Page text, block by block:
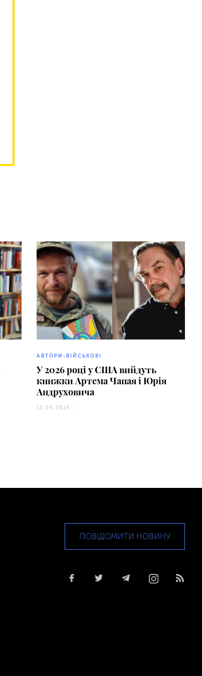
АВТОРИ-ВІЙСЬКОВІ
У 2026 році у США вийдуть
книжки Артема Чапая і Юрія
Андруховича
12.09.2025 -
ПОВІДОМИТИ НОВИНУ